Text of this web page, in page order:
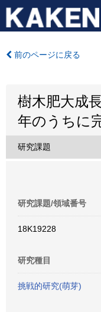
前のページに戻る
樹木肥大成
年のうちに
研究課題
研究課題/領域番号
18K19228
研究種目
挑戦的研究(萌芽)